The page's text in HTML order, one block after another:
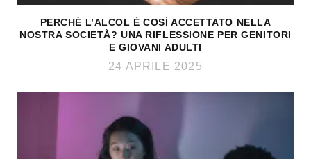
PERCHÉ L’ALCOL È COSÌ ACCETTATO NELLA
NOSTRA SOCIETÀ? UNA RIFLESSIONE PER GENITORI
E GIOVANI ADULTI
24 APRILE 2025